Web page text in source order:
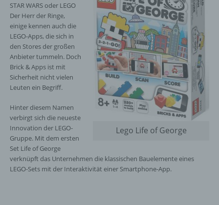
Lego Life of George
STAR WARS oder LEGO
Der Herr der Ringe,
einige kennen auch die
LEGO-Apps, die sich in
den Stores der großen
Anbieter tummeln. Doch
Brick & Apps ist mit
Sicherheit nicht vielen
Leuten ein Begriff.
Hinter diesem Namen
verbirgt sich die neueste
Innovation der LEGO-
Gruppe. Mit dem ersten
Set Life of George
verknüpft das Unternehmen die klassischen Bauelemente eines
LEGO-Sets mit der Interaktivität einer Smartphone-App.